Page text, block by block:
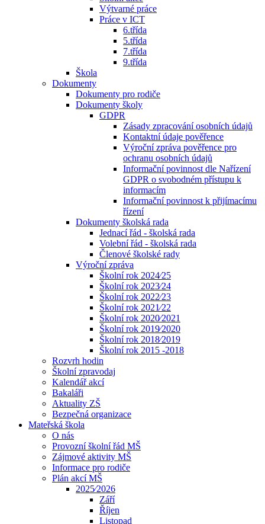
Výtvarné práce
Práce v ICT
6.třída
5.třída
7.třída
9.třída
Škola
Dokumenty
Dokumenty pro rodiče
Dokumenty školy
GDPR
Zásady zpracování osobních údajů
Kontaktní údaje pověřence
Výroční zpráva pověřence pro
ochranu osobních údajů
Informační povinnost dle Nařízení
GDPR o svobodném přístupu k
informacím
Informační povinnost k přijímacímu
řízení
Dokumenty školská rada
Jednací řád - školská rada
Volební řád - školská rada
Členové školské rady
Výroční zpráva
Školní rok 2024⁄25
Školní rok 2023⁄24
Školní rok 2022⁄23
Školní rok 2021⁄22
Školní rok 2020⁄2021
Školní rok 2019⁄2020
Školní rok 2018⁄2019
Školní rok 2015 -2018
Rozvrh hodin
Školní zpravodaj
Kalendář akcí
Bakaláři
Aktuality ZŠ
Bezpečná organizace
Mateřská škola
O nás
Provozní školní řád MŠ
Zájmové aktivity MŠ
Informace pro rodiče
Plán akcí MŠ
2025⁄2026
Září
Říjen
Listopad